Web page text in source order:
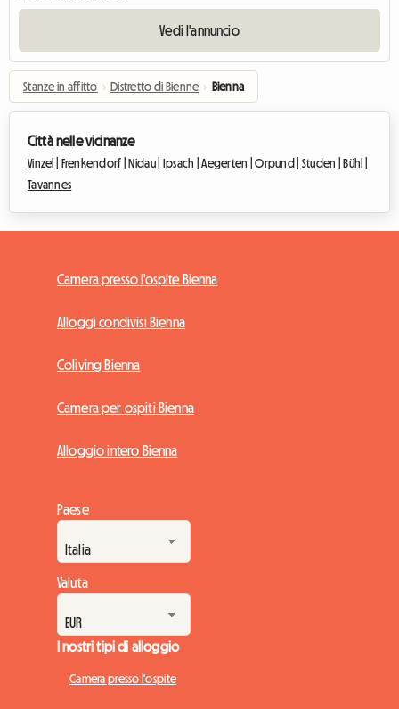
Vedi l'annuncio
Stanze in affitto › Distretto di Bienne › Bienna
Città nelle vicinanze
Vinzel | Frenkendorf |Nidau | Ipsach |Aegerten |Orpund | Studen |Bühl |
Tavannes
Camera presso l'ospite Bienna
Alloggi condivisi Bienna
Coliving Bienna
Camera per ospiti Bienna
Alloggio intero Bienna
Paese
Valuta
I nostri tipi di alloggio
Camera presso l'ospite